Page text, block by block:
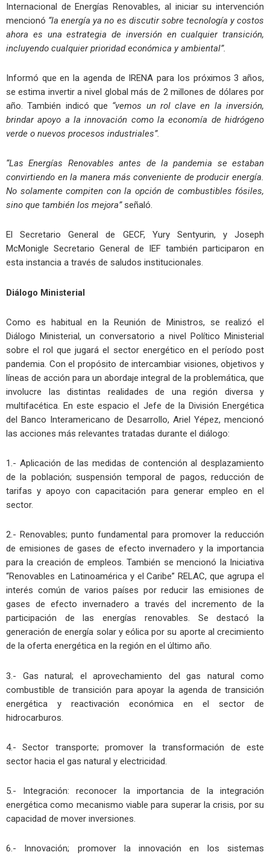
Internacional de Energías Renovables, al iniciar su intervención
mencionó “la energía ya no es discutir sobre tecnología y costos
ahora es una estrategia de inversión en cualquier transición,
incluyendo cualquier prioridad económica y ambiental”.
Informó que en la agenda de IRENA para los próximos 3 años,
se estima invertir a nivel global más de 2 millones de dólares por
año. También indicó que “vemos un rol clave en la inversión,
brindar apoyo a la innovación como la economía de hidrógeno
verde o nuevos procesos industriales”.
“Las Energías Renovables antes de la pandemia se estaban
convirtiendo en la manera más conveniente de producir energía.
No solamente compiten con la opción de combustibles fósiles,
sino que también los mejora”señaló.
El Secretario General de GECF, Yury Sentyurin, y Joseph
McMonigle Secretario General de IEF también participaron en
esta instancia a través de saludos institucionales.
Diálogo Ministerial
Como es habitual en la Reunión de Ministros, se realizó el
Diálogo Ministerial, un conversatorio a nivel Político Ministerial
sobre el rol que jugará el sector energético en el período post
pandemia. Con el propósito de intercambiar visiones, objetivos y
líneas de acción para un abordaje integral de la problemática, que
involucre las distintas realidades de una región diversa y
multifacética. En este espacio el Jefe de la División Energética
del Banco Interamericano de Desarrollo, Ariel Yépez, mencionó
las acciones más relevantes tratadas durante el diálogo:
1.- Aplicación de las medidas de contención al desplazamiento
de la población; suspensión temporal de pagos, reducción de
tarifas y apoyo con capacitación para generar empleo en el
sector.
2.- Renovables; punto fundamental para promover la reducción
de emisiones de gases de efecto invernadero y la importancia
para la creación de empleos. También se mencionó la Iniciativa
“Renovables en Latinoamérica y el Caribe” RELAC, que agrupa el
interés común de varios países por reducir las emisiones de
gases de efecto invernadero a través del incremento de la
participación de las energías renovables. Se destacó la
generación de energía solar y eólica por su aporte al crecimiento
de la oferta energética en la región en el último año.
3.- Gas natural; el aprovechamiento del gas natural como
combustible de transición para apoyar la agenda de transición
energética y reactivación económica en el sector de
hidrocarburos.
4.- Sector transporte; promover la transformación de este
sector hacia el gas natural y electricidad.
5.- Integración: reconocer la importancia de la integración
energética como mecanismo viable para superar la crisis, por su
capacidad de mover inversiones.
6.- Innovación; promover la innovación en los sistemas